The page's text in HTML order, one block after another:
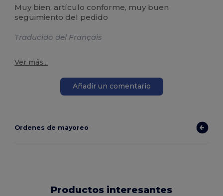
Muy bien, artículo conforme, muy buen
seguimiento del pedido
Traducido del Français
Ver más...
Añadir un comentario
Ordenes de mayoreo
Productos interesantes